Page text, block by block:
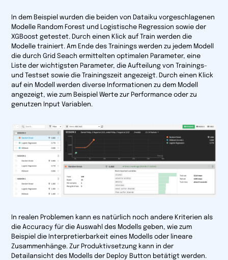
In dem Beispiel wurden die beiden von Dataiku vorgeschlagenen
Modelle Random Forest und Logistische Regression sowie der
XGBoost getestet. Durch einen Klick aufTrain werden die
Modelle trainiert. Am Ende des Trainings werden zu jedem Modell
die durch Grid Seach ermittelten optimalen Parameter, eine
Liste der wichtigsten Parameter, die Aufteilung von Trainings-
und Testset sowie die Trainingszeit angezeigt. Durch einen Klick
auf ein Modell werden diverse Informationen zu dem Modell
angezeigt, wie zum Beispiel Werte zur Performance oder zu
genutzen Input Variablen.
In realen Problemen kann es natürlich noch andere Kriterien als
die Accuracy für die Auswahl des Modells geben, wie zum
Beispiel die Interpretierbarkeit eines Modells oder lineare
Zusammenhänge. Zur Produktivsetzung kann in der
Detailansicht des Modells der Deploy Button betätigt werden.